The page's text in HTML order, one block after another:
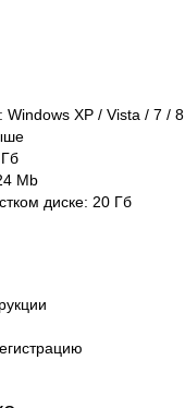
XP / Vista / 7 / 8
Mb
диске: 20 Гб